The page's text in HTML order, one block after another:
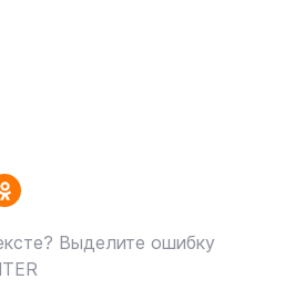
Выделите ошибку